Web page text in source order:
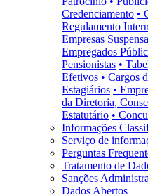
Credenciamento •
Regulamento
Empresas
Empregados
Pensionistas •
Efetivos • Cargos
Estagiários •
da Diretoria,
Estatutário •
Informações
Serviço de
Perguntas
Tratamento de
Sanções
Dados Abertos